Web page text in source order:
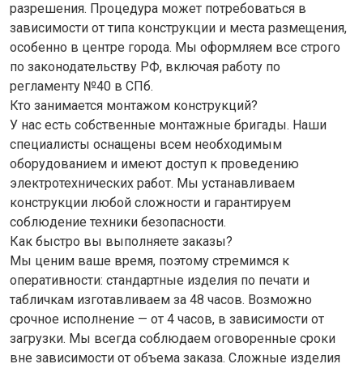
разрешения. Процедура может потребоваться в
зависимости от типа конструкции и места размещения,
особенно в центре города. Мы оформляем все строго
по законодательству РФ, включая работу по
регламенту №40 в СПб.
Кто занимается монтажом конструкций?
У нас есть собственные монтажные бригады. Наши
специалисты оснащены всем необходимым
оборудованием и имеют доступ к проведению
электротехнических работ. Мы устанавливаем
конструкции любой сложности и гарантируем
соблюдение техники безопасности.
Как быстро вы выполняете заказы?
Мы ценим ваше время, поэтому стремимся к
оперативности: стандартные изделия по печати и
табличкам изготавливаем за 48 часов. Возможно
срочное исполнение — от 4 часов, в зависимости от
загрузки. Мы всегда соблюдаем оговоренные сроки
вне зависимости от объема заказа. Сложные изделия